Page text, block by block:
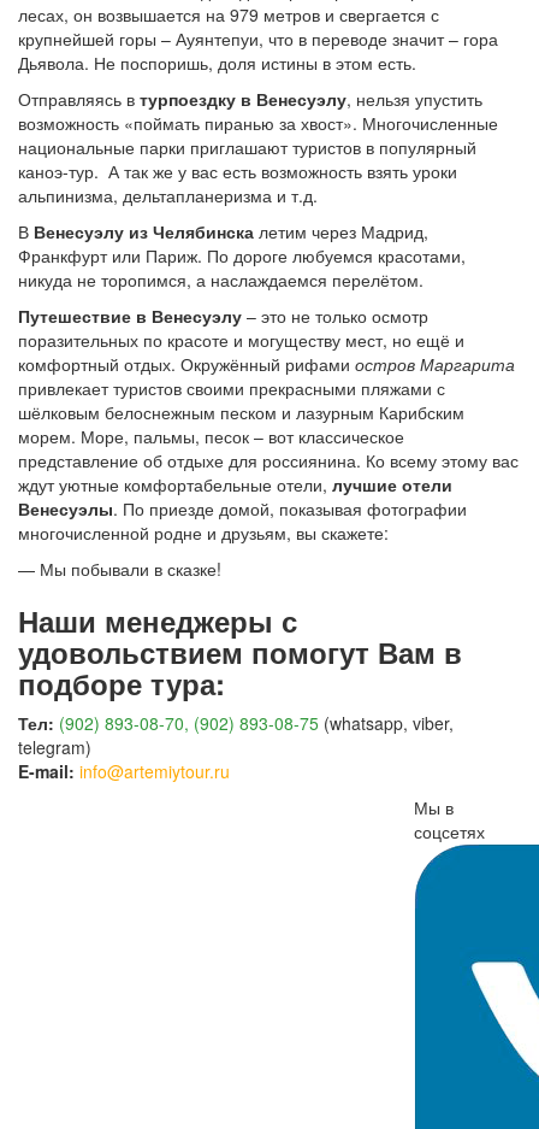
лесах, он возвышается на 979 метров и свергается с
крупнейшей горы – Ауянтепуи, что в переводе значит – гора
Дьявола. Не поспоришь, доля истины в этом есть.
Отправляясь в турпоездку в Венесуэлу, нельзя упустить
возможность «поймать пиранью за хвост». Многочисленные
национальные парки приглашают туристов в популярный
каноэ-тур. А так же у вас есть возможность взять уроки
альпинизма, дельтапланеризма и т.д.
В Венесуэлу из Челябинска летим через Мадрид,
Франкфурт или Париж. По дороге любуемся красотами,
никуда не торопимся, а наслаждаемся перелётом.
Путешествие в Венесуэлу – это не только осмотр
поразительных по красоте и могуществу мест, но ещё и
комфортный отдых. Окружённый рифами остров Маргарита
привлекает туристов своими прекрасными пляжами с
шёлковым белоснежным песком и лазурным Карибским
морем. Море, пальмы, песок – вот классическое
представление об отдыхе для россиянина. Ко всему этому вас
ждут уютные комфортабельные отели, лучшие отели
Венесуэлы. По приезде домой, показывая фотографии
многочисленной родне и друзьям, вы скажете:
— Мы побывали в сказке!
Наши менеджеры с
удовольствием помогут Вам в
подборе тура:
Тел: (902) 893-08-70, (902) 893-08-75 (whatsapp, viber,
telegram)
E-mail: info@artemiytour.ru
Мы в
соцсетях